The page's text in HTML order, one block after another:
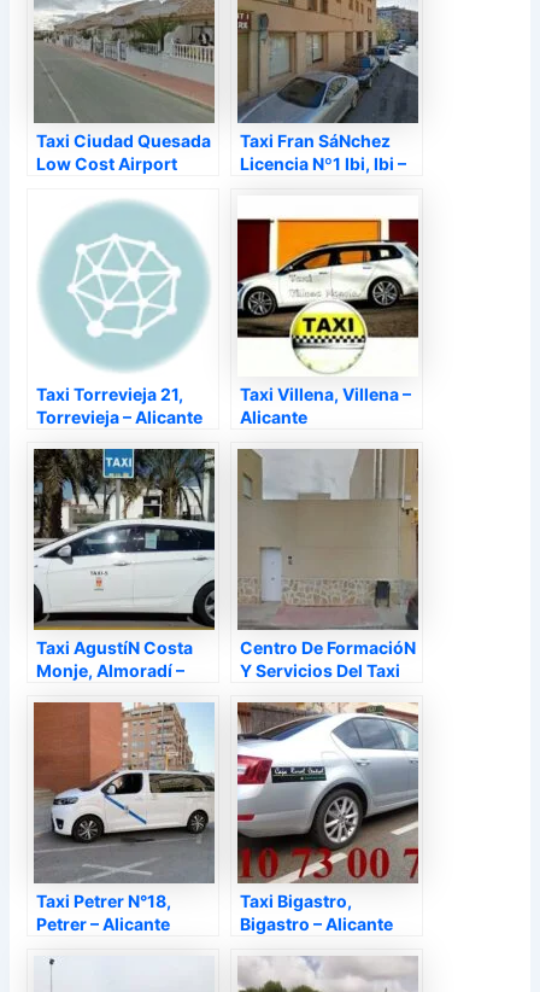
Taxi Ciudad Quesada
Low Cost Airport
Alicante
Taxi Fran SáNchez
Licencia Nº1 Ibi, Ibi –
Taxi Torrevieja 21,
Torrevieja – Alicante
Taxi Villena, Villena –
Alicante
Taxi AgustíN Costa
Monje, Almoradí –
Centro De FormacióN
Y Servicios Del Taxi
Valenciana S.L., La
Nucía – Alicante
Taxi Petrer N°18,
Petrer – Alicante
Taxi Bigastro,
Bigastro – Alicante